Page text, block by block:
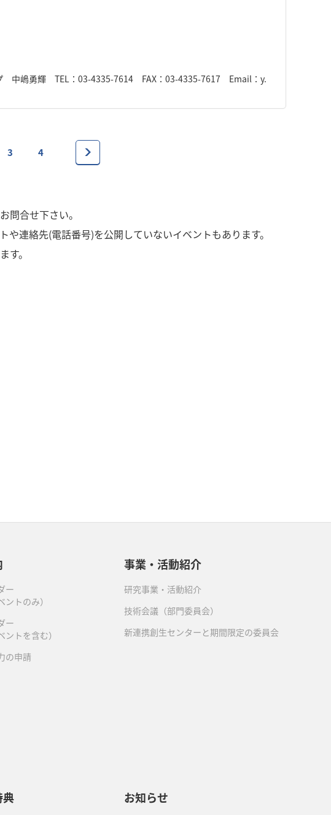
中嶋勇輝 TEL：03-4335-7614 FAX：03-4335-7617 Email：y.
3 4
問合せ下さい。
連絡先(電話番号)を公開していないイベントもあります。
す。
ー
ントのみ）
ー
ントを含む）
の申請
事業・活動紹介
研究事業・活動紹介
技術会議（部門委員会）
新連携創生センターと期間限定の委員会
典 お知らせ